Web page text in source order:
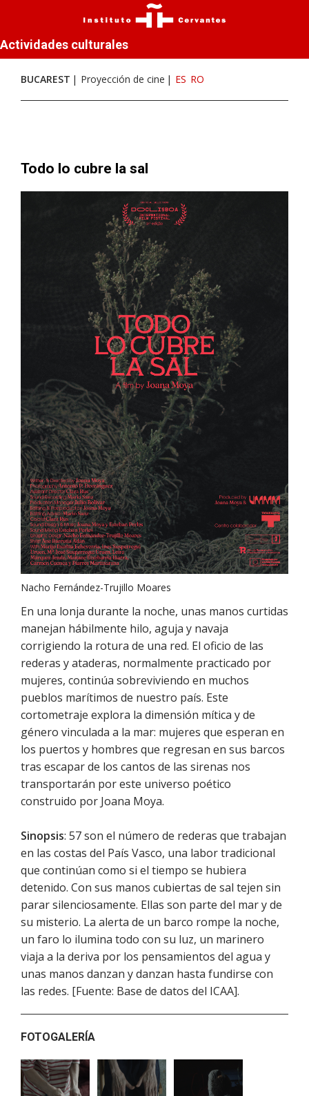
Actividades culturales
BUCAREST Proyección de cine ES RO
Todo lo cubre la sal
Nacho Fernández-Trujillo Moares
En una lonja durante la noche, unas manos curtidas
manejan hábilmente hilo, aguja y navaja
corrigiendo la rotura de una red. El oficio de las
rederas y ataderas, normalmente practicado por
mujeres, continúa sobreviviendo en muchos
pueblos marítimos de nuestro país. Este
cortometraje explora la dimensión mítica y de
género vinculada a la mar: mujeres que esperan en
los puertos y hombres que regresan en sus barcos
tras escapar de los cantos de las sirenas nos
transportarán por este universo poético
construido por Joana Moya.
Sinopsis: 57 son el número de rederas que trabajan
en las costas del País Vasco, una labor tradicional
que continúan como si el tiempo se hubiera
detenido. Con sus manos cubiertas de sal tejen sin
parar silenciosamente. Ellas son parte del mar y de
su misterio. La alerta de un barco rompe la noche,
un faro lo ilumina todo con su luz, un marinero
viaja a la deriva por los pensamientos del agua y
unas manos danzan y danzan hasta fundirse con
las redes. [Fuente: Base de datos del ICAA].
FOTOGALERÍA